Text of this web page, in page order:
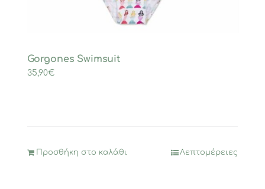
Gorgones Swimsuit
35,90€
Προσθήκη στο καλάθι Λεπτομέρειες